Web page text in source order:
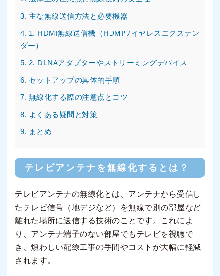
3. 主な無線送信方法と必要機器
4. 1. HDMI無線送信機（HDMIワイヤレスエクステン
ダー）
5. 2. DLNAアダプターやストリーミングデバイス
6. セットアップの具体的手順
7. 無線化する際の注意点とコツ
8. よくある疑問と対策
9. まとめ
テレビアンテナを無線化するとは？
テレビアンテナの無線化とは、アンテナから受信し
たテレビ信号（地デジなど）を無線で別の部屋など
離れた場所に送信する技術のことです。これによ
り、アンテナ端子のない部屋でもテレビを視聴で
き、煩わしい配線工事の手間やコストが大幅に軽減
されます。